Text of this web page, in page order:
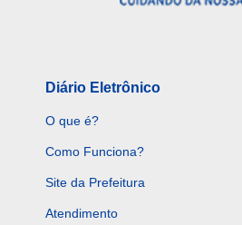
Diário Eletrônico
O que é?
Como Funciona?
Site da Prefeitura
Atendimento